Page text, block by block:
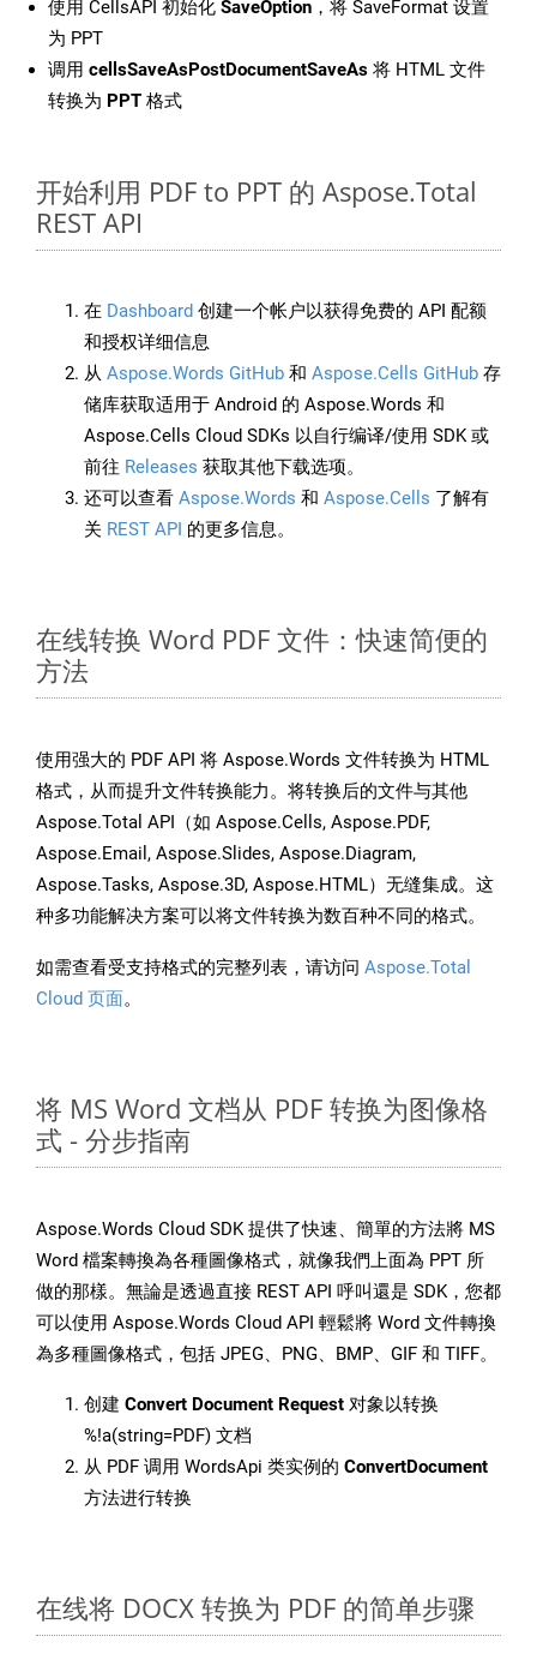
使用 CellsAPI 初始化 SaveOption ，将 SaveFormat 设置
为 PPT
调用 cellsSaveAsPostDocumentSaveAs 将 HTML 文件
转换为 PPT 格式
开始利用 PDF to PPT 的 Aspose.Total
REST API
在 Dashboard 创建一个帐户以获得免费的 API 配额
和授权详细信息
从 Aspose.Words GitHub 和 Aspose.Cells GitHub 存
储库获取适用于 Android 的 Aspose.Words 和
Aspose.Cells Cloud SDKs 以自行编译/使用 SDK 或
前往 Releases 获取其他下载选项。
还可以查看 Aspose.Words 和 Aspose.Cells 了解有
关 REST API 的更多信息。
在线转换 Word PDF 文件：快速简便的
方法
使用强大的 PDF API 将 Aspose.Words 文件转换为 HTML
格式，从而提升文件转换能力。将转换后的文件与其他
Aspose.Total API（如 Aspose.Cells, Aspose.PDF,
Aspose.Email, Aspose.Slides, Aspose.Diagram,
Aspose.Tasks, Aspose.3D, Aspose.HTML）无缝集成。这
种多功能解决方案可以将文件转换为数百种不同的格式。
如需查看受支持格式的完整列表，请访问 Aspose.Total
Cloud 页面。
将 MS Word 文档从 PDF 转换为图像格
式 - 分步指南
Aspose.Words Cloud SDK 提供了快速、簡單的方法將 MS
Word 檔案轉換為各種圖像格式，就像我們上面為 PPT 所
做的那樣。無論是透過直接 REST API 呼叫還是 SDK，您都
可以使用 Aspose.Words Cloud API 輕鬆將 Word 文件轉換
為多種圖像格式，包括 JPEG、PNG、BMP、GIF 和 TIFF。
创建 Convert Document Request 对象以转换
%!a(string=PDF) 文档
从 PDF 调用 WordsApi 类实例的 ConvertDocument
方法进行转换
在线将 DOCX 转换为 PDF 的简单步骤